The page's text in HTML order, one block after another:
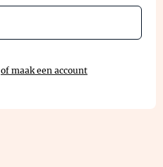
of maak een account